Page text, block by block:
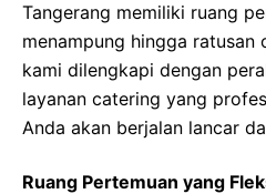
Tangerang memiliki ruang
menampung hingga ratusan
kami dilengkapi dengan
layanan catering yang
Anda akan berjalan lancar
Ruang Pertemuan yang